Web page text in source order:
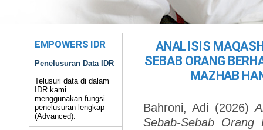
EMPOWERS IDR
Penelusuran Data IDR
Telusuri data di dalam
IDR kami
menggunakan fungsi
penelusuran lengkap
(Advanced).
ANALISIS
SEBAB ORANG
MAZHAB
Bahroni, Adi (2026)
Sebab-Sebab Orang